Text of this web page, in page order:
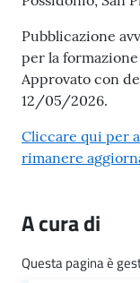
o
n
l
i
e
telematico
Pubblicazione
per la
Approvato con
12/05/2026.
Cliccare qui per
rimanere
A cura di
Questa pagina è